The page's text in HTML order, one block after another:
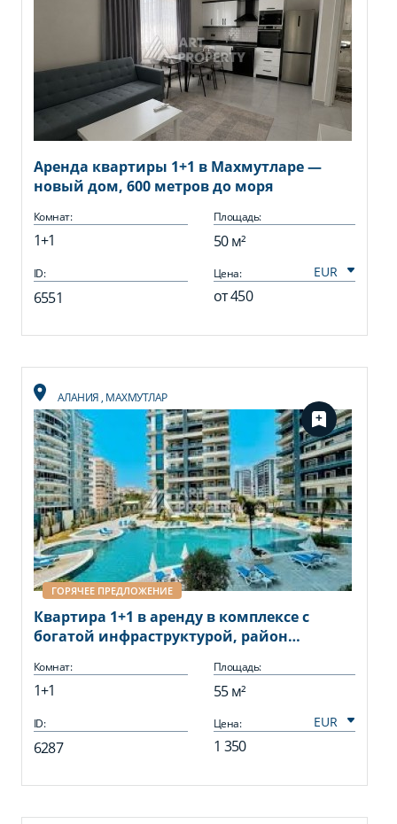
Аренда квартиры 1+1 в Махмутларе —
новый дом, 600 метров до моря
Комнат:
1+1
Площадь:
50 м²
ID:
6551
Цена:
от450
АЛАНИЯ, МАХМУТЛАР
ГОРЯЧЕЕ ПРЕДЛОЖЕНИЕ
Квартира 1+1 в аренду в комплексе с
богатой инфраструктурой, район
Комнат:
1+1
Площадь:
55 м²
ID:
6287
Цена:
1 350